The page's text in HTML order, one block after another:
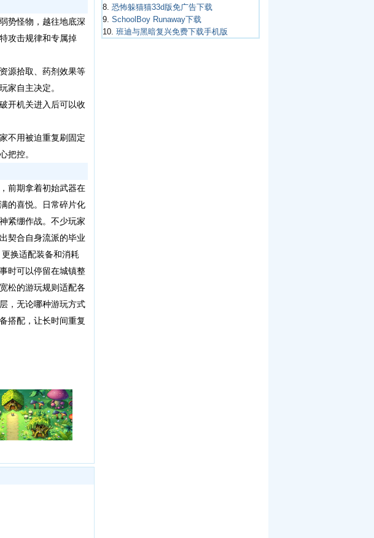
势怪物，越往地底深
攻击规律和专属掉
源拾取、药剂效果等
家自主决定。
开机关进入后可以收
不用被迫重复刷固定
把控。
前期拿着初始武器在
的喜悦。日常碎片化
紧绷作战。不少玩家
契合自身流派的毕业
换适配装备和消耗
时可以停留在城镇整
松的游玩规则适配各
，无论哪种游玩方式
搭配，让长时间重复
8. 恐怖躲猫猫33d版免广告下载
9. SchoolBoy Runaway下载
10. 班迪与黑暗复兴免费下载手机版